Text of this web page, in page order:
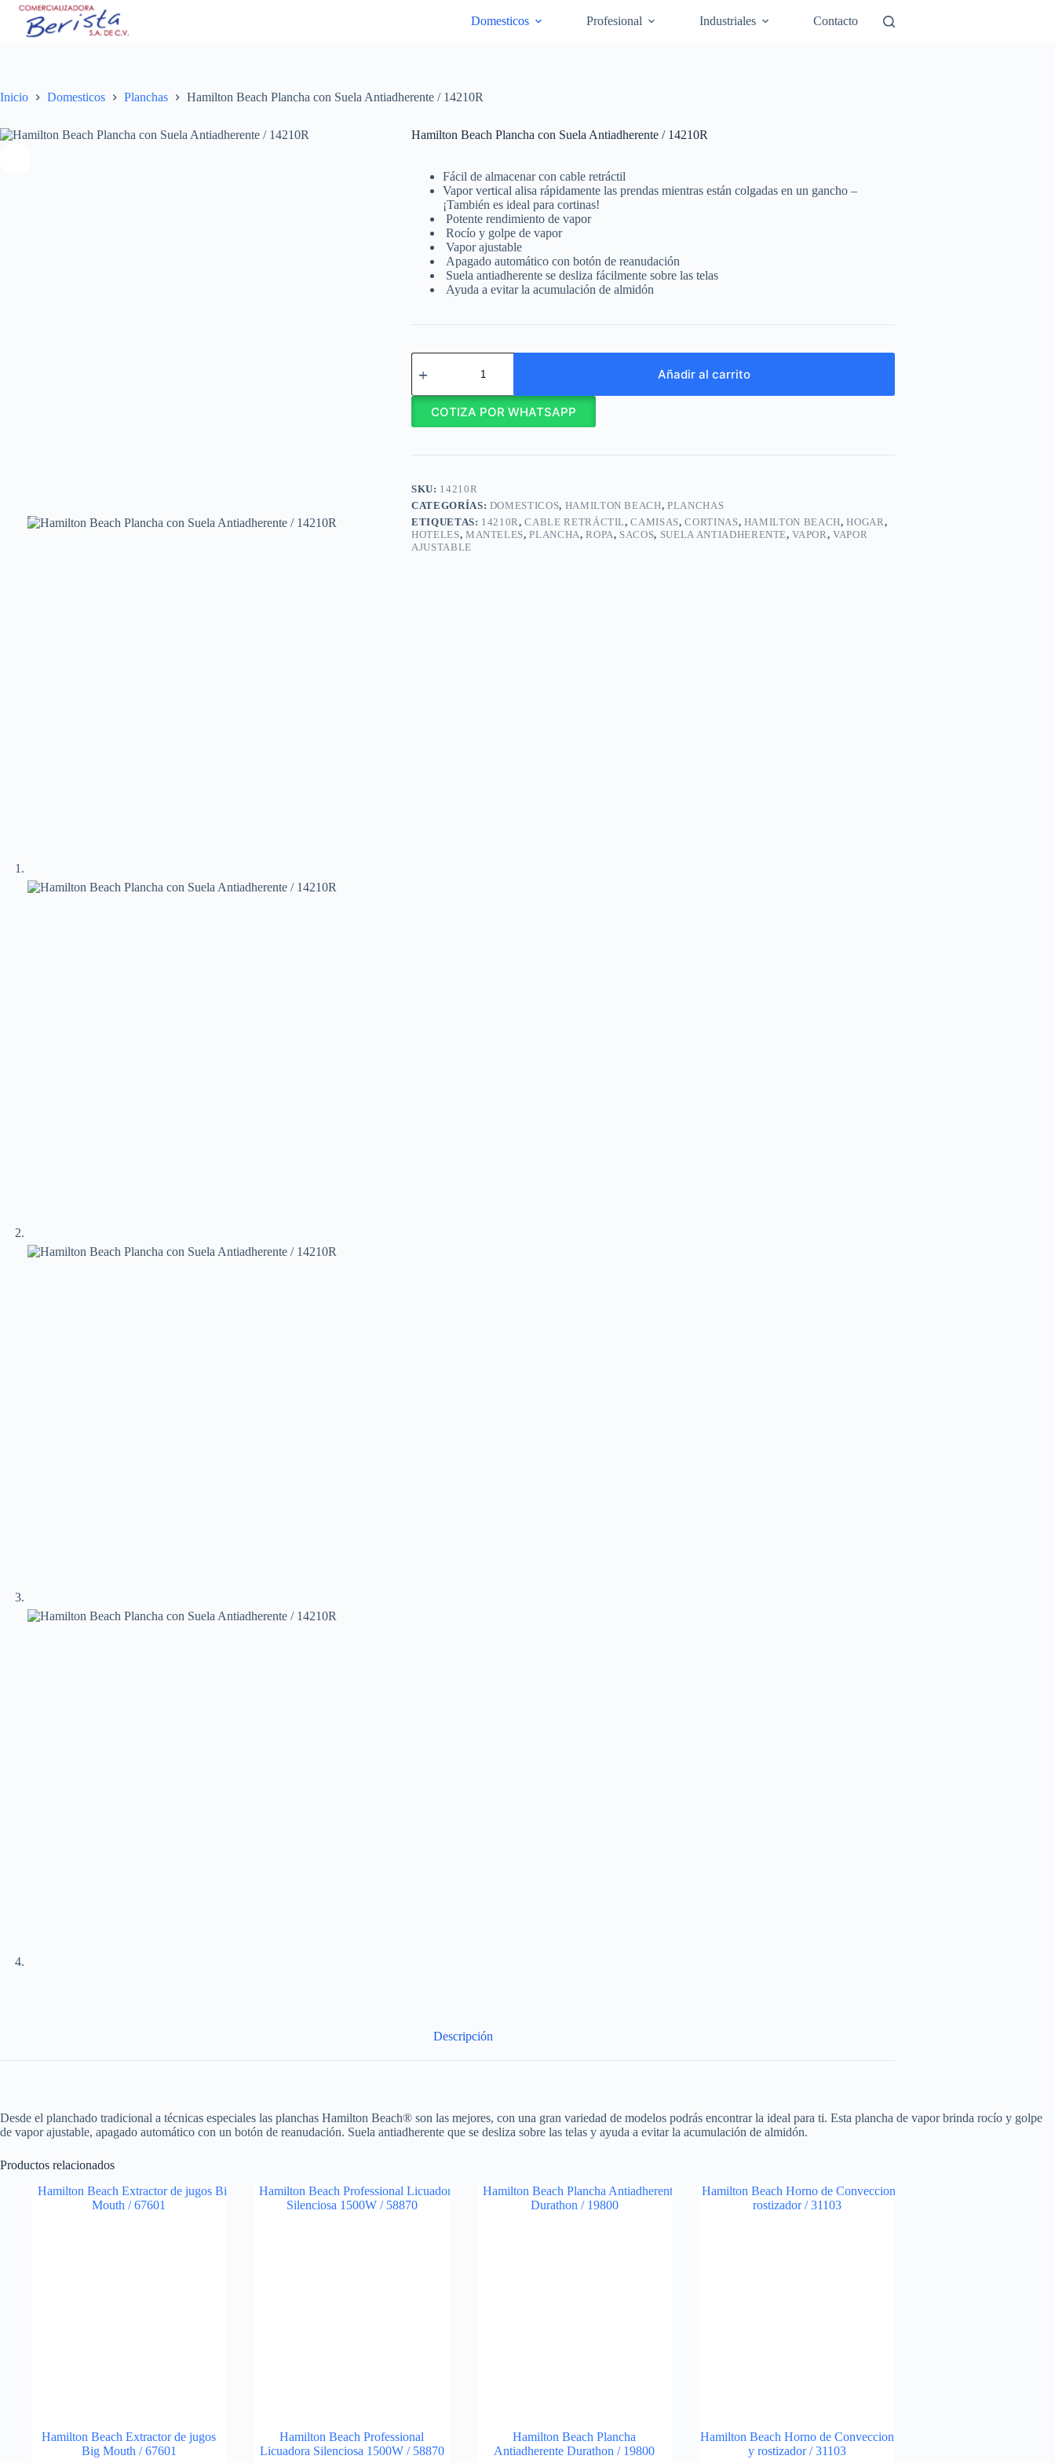
Saltar
contenido
Domesticos Profesional Industriales Contacto
Inicio Domesticos Planchas Hamilton Beach Plancha con Suela Antiadherente / 14210R
Hamilton Beach Plancha con Suela Antiadherente / 14210R
Fácil de almacenar con cable retráctil
Vapor vertical alisa rápidamente las prendas mientras están colgadas en un gancho –
¡También es ideal para cortinas!
Potente rendimiento de vapor
Rocío y golpe de vapor
Vapor ajustable
Apagado automático con botón de reanudación
Suela antiadherente se desliza fácilmente sobre las telas
Ayuda a evitar la acumulación de almidón
Hamilton
Beach
con
Suela
Antiadherente
14210R
Añadir al carrito
COTIZA POR WHATSAPP
SKU: 14210R
CATEGORÍAS: DOMESTICOS, HAMILTON BEACH,PLANCHAS
ETIQUETAS: 14210R,CABLE RETRÁCTIL,CAMISAS,CORTINAS, HAMILTON BEACH,HOGAR,
HOTELES, MANTELES,PLANCHA,ROPA, SACOS, SUELA ANTIADHERENTE,VAPOR, VAPOR
AJUSTABLE
Descripción
Desde el planchado tradicional a técnicas especiales las planchas Hamilton Beach® son las mejores, con una gran variedad de modelos podrás encontrar la ideal para ti. Esta plancha de vapor brinda rocío y golpe
de vapor ajustable, apagado automático con un botón de reanudación. Suela antiadherente que se desliza sobre las telas y ayuda a evitar la acumulación de almidón.
Productos relacionados
Hamilton Beach Extractor de jugos
Big Mouth / 67601
Hamilton Beach Professional
Licuadora Silenciosa 1500W / 58870
Hamilton Beach Plancha
Antiadherente Durathon / 19800
Hamilton Beach Horno de Conveccion
y rostizador / 31103